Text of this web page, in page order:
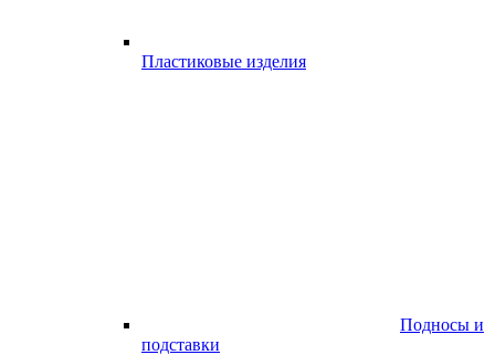
Пластиковые изделия
Подносы и
подставки